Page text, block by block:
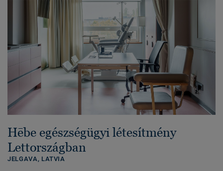
Hēbe egészségügyi létesítmény
Lettországban
JELGAVA, LATVIA